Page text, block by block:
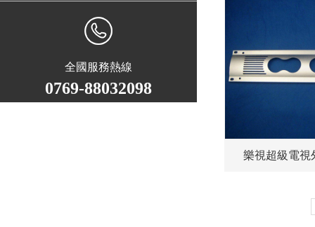
全國服務熱線
0769-88032098
樂視超級電視